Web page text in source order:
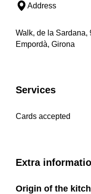
Address
Walk, de la Sardana,
Empordà, Girona
Services
Cards accepted
Extra
Origin of the